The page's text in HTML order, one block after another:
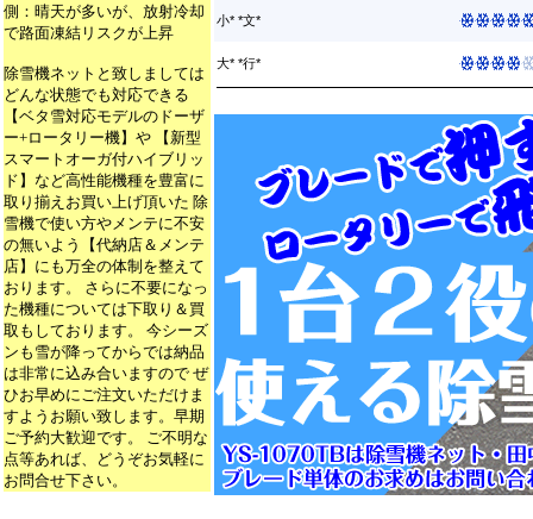
側：晴天が多いが、放射冷却
で路面凍結リスクが上昇
除雪機ネットと致しましては
どんな状態でも対応できる
【ベタ雪対応モデルのドーザ
ー+ロータリー機】や 【新型
スマートオーガ付ハイブリッ
ド】など高性能機種を豊富に
取り揃えお買い上げ頂いた 除
雪機で使い方やメンテに不安
の無いよう【代納店＆メンテ
店】にも万全の体制を整えて
おります。 さらに不要になっ
た機種については下取り＆買
取もしております。 今シーズ
ンも雪が降ってからでは納品
は非常に込み合いますので ぜ
ひお早めにご注文いただけま
すようお願い致します。早期
ご予約大歓迎です。 ご不明な
点等あれば、どうぞお気軽に
お問合せ下さい。
小* *文*
大* *行*